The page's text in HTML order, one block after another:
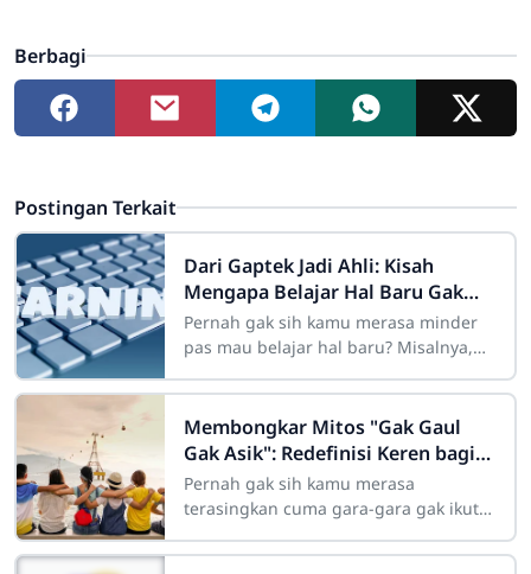
Berbagi
Postingan Terkait
Dari Gaptek Jadi Ahli: Kisah
Mengapa Belajar Hal Baru Gak
Pernah Mengenal Kata Terlambat
Pernah gak sih kamu merasa minder
pas mau belajar hal baru? Misalnya,
atau memahami teknologi AI yang lagi
tren,
Membongkar Mitos "Gak Gaul
Gak Asik": Redefinisi Keren bagi
Remaja Modern
Pernah gak sih kamu merasa
terasingkan cuma gara-gara gak ikut
kemarin? Atau merasa "kurang keren"